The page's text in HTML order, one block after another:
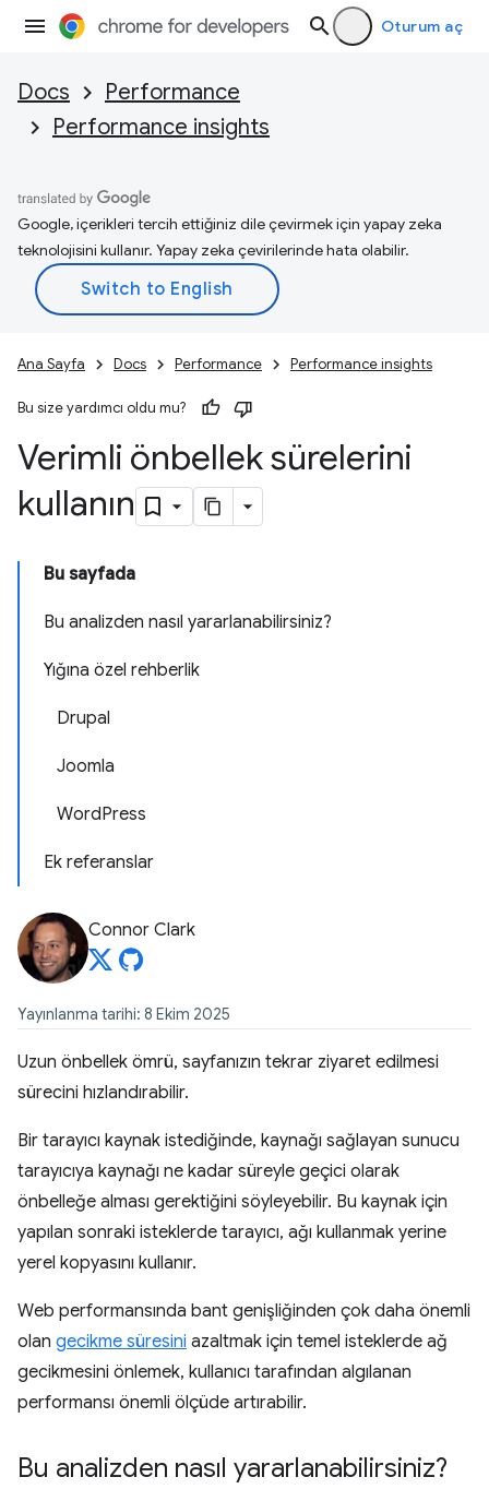
Oturum aç
Docs
Performance
Performance insights
Google, içerikleri tercih ettiğiniz dile çevirmek için yapay zeka
teknolojisini kullanır. Yapay zeka çevirilerinde hata olabilir.
Ana Sayfa Docs Performance Performance insights
Bu size yardımcı oldu mu?
Verimli önbellek sürelerini
kullanın
Bu sayfada
Bu analizden nasıl yararlanabilirsiniz?
Yığına özel rehberlik
Drupal
Joomla
WordPress
Ek referanslar
Connor Clark
Yayınlanma tarihi: 8 Ekim 2025
Uzun önbellek ömrü, sayfanızın tekrar ziyaret edilmesi
sürecini hızlandırabilir.
Bir tarayıcı kaynak istediğinde, kaynağı sağlayan sunucu
tarayıcıya kaynağı ne kadar süreyle geçici olarak
önbelleğe alması gerektiğini söyleyebilir. Bu kaynak için
yapılan sonraki isteklerde tarayıcı, ağı kullanmak yerine
yerel kopyasını kullanır.
Web performansında bant genişliğinden çok daha önemli
olan gecikme süresini azaltmak için temel isteklerde ağ
gecikmesini önlemek, kullanıcı tarafından algılanan
performansı önemli ölçüde artırabilir.
Bu analizden nasıl yararlanabilirsiniz?